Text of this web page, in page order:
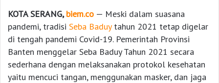
KOTA SERANG, biem.co — Meski dalam suasana
pandemi, tradisi Seba Baduytahun 2021 tetap digelar
di tengah pandemi Covid-19. Pemerintah Provinsi
Banten menggelar Seba Baduy Tahun 2021 secara
sederhana dengan melaksanakan protokol kesehatan
yaitu mencuci tangan, menggunakan masker, dan jaga